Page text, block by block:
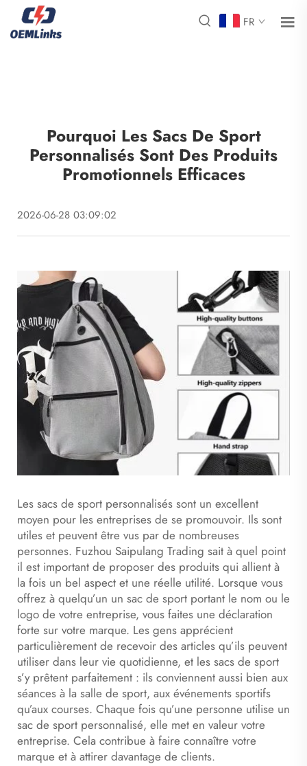
FR
Pourquoi Les Sacs De Sport
Personnalisés Sont Des Produits
Promotionnels Efficaces
2026-06-28 03:09:02
Les sacs de sport personnalisés sont un excellent
moyen pour les entreprises de se promouvoir. Ils sont
utiles et peuvent être vus par de nombreuses
personnes. Fuzhou Saipulang Trading sait à quel point
il est important de proposer des produits qui allient à
la fois un bel aspect et une réelle utilité. Lorsque vous
offrez à quelqu’un un sac de sport portant le nom ou le
logo de votre entreprise, vous faites une déclaration
forte sur votre marque. Les gens apprécient
particulièrement de recevoir des articles qu’ils peuvent
utiliser dans leur vie quotidienne, et les sacs de sport
s’y prêtent parfaitement : ils conviennent aussi bien aux
séances à la salle de sport, aux événements sportifs
qu’aux courses. Chaque fois qu’une personne utilise un
sac de sport personnalisé, elle met en valeur votre
entreprise. Cela contribue à faire connaître votre
marque et à attirer davantage de clients.